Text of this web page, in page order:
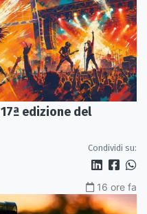
edizione del
Condividi su:
16 ore fa